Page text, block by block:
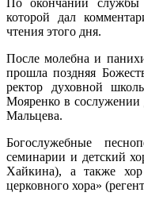
которой дал
чтения этого дня.
После молебна и
прошла поздняя
ректор духовной
Мояренко в сослужении
Мальцева.
Богослужебные
семинарии и детский
Хайкина), а также
церковного хора»